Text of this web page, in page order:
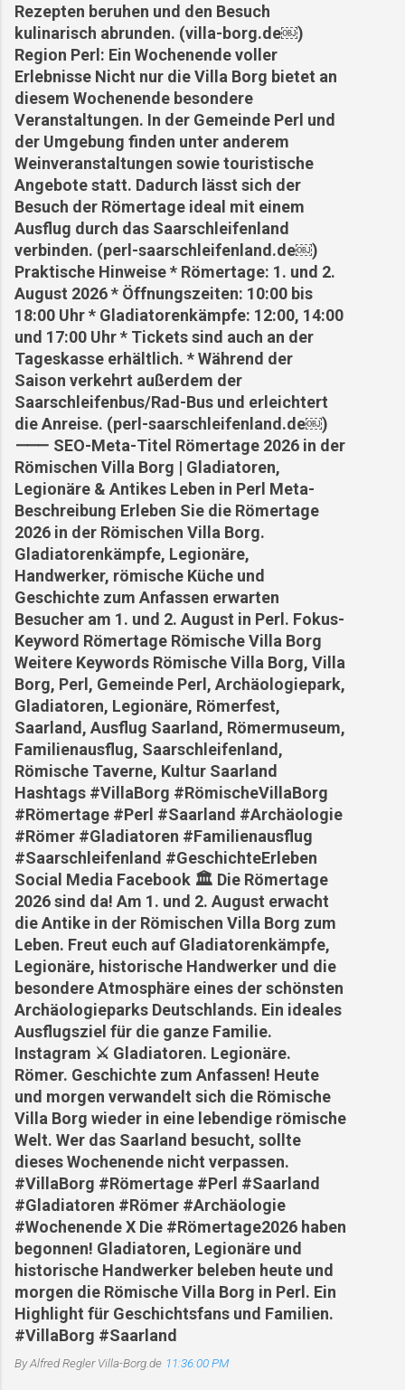
Rezepten beruhen und den Besuch
kulinarisch abrunden. (villa-borg.de⁠￼)
Region Perl: Ein Wochenende voller
Erlebnisse Nicht nur die Villa Borg bietet an
diesem Wochenende besondere
Veranstaltungen. In der Gemeinde Perl und
der Umgebung finden unter anderem
Weinveranstaltungen sowie touristische
Angebote statt. Dadurch lässt sich der
Besuch der Römertage ideal mit einem
Ausflug durch das Saarschleifenland
verbinden. (perl-saarschleifenland.de⁠￼)
Praktische Hinweise * Römertage: 1. und 2.
August 2026 * Öffnungszeiten: 10:00 bis
18:00 Uhr * Gladiatorenkämpfe: 12:00, 14:00
und 17:00 Uhr * Tickets sind auch an der
Tageskasse erhältlich. * Während der
Saison verkehrt außerdem der
Saarschleifenbus/Rad-Bus und erleichtert
die Anreise. (perl-saarschleifenland.de⁠￼)
⸻ SEO-Meta-Titel Römertage 2026 in der
Römischen Villa Borg | Gladiatoren,
Legionäre & Antikes Leben in Perl Meta-
Beschreibung Erleben Sie die Römertage
2026 in der Römischen Villa Borg.
Gladiatorenkämpfe, Legionäre,
Handwerker, römische Küche und
Geschichte zum Anfassen erwarten
Besucher am 1. und 2. August in Perl. Fokus-
Keyword Römertage Römische Villa Borg
Weitere Keywords Römische Villa Borg, Villa
Borg, Perl, Gemeinde Perl, Archäologiepark,
Gladiatoren, Legionäre, Römerfest,
Saarland, Ausflug Saarland, Römermuseum,
Familienausflug, Saarschleifenland,
Römische Taverne, Kultur Saarland
Hashtags #VillaBorg #RömischeVillaBorg
#Römertage #Perl #Saarland #Archäologie
#Römer #Gladiatoren #Familienausflug
#Saarschleifenland #GeschichteErleben
Social Media Facebook 🏛️ Die Römertage
2026 sind da! Am 1. und 2. August erwacht
die Antike in der Römischen Villa Borg zum
Leben. Freut euch auf Gladiatorenkämpfe,
Legionäre, historische Handwerker und die
besondere Atmosphäre eines der schönsten
Archäologieparks Deutschlands. Ein ideales
Ausflugsziel für die ganze Familie.
Instagram ⚔️ Gladiatoren. Legionäre.
Römer. Geschichte zum Anfassen! Heute
und morgen verwandelt sich die Römische
Villa Borg wieder in eine lebendige römische
Welt. Wer das Saarland besucht, sollte
dieses Wochenende nicht verpassen.
#VillaBorg #Römertage #Perl #Saarland
#Gladiatoren #Römer #Archäologie
#Wochenende X Die #Römertage2026 haben
begonnen! Gladiatoren, Legionäre und
historische Handwerker beleben heute und
morgen die Römische Villa Borg in Perl. Ein
Highlight für Geschichtsfans und Familien.
#VillaBorg #Saarland
By Alfred ReglerVilla-Borg.de 11:36:00 PM